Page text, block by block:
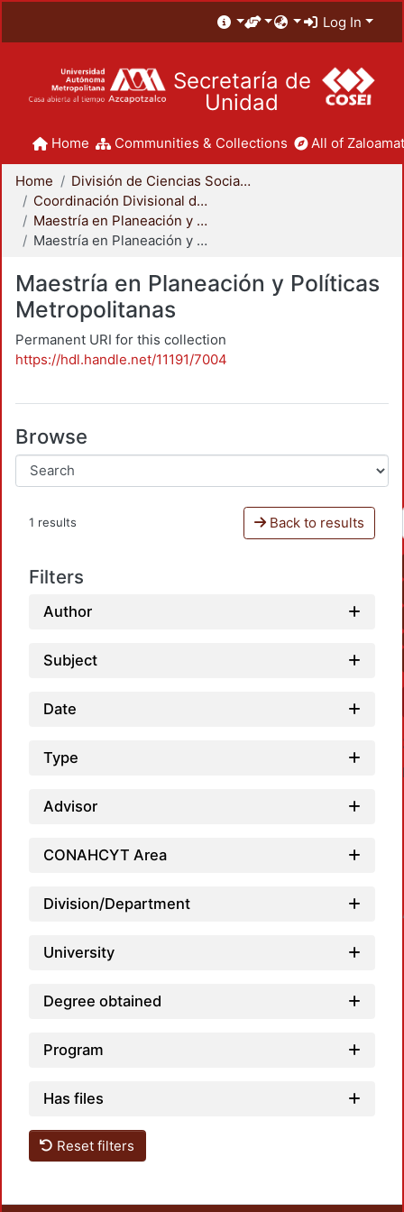
Log In
Secretaría de
Unidad
Home Communities & Collections All of
Home
División de Ciencias Sociales y Humanidades
Coordinación Divisional de Posgrado
Maestría en Planeación y Políticas Metropolitanas
Maestría en Planeación y Políticas Metropolitanas
Maestría en Planeación y Políticas
Metropolitanas
Permanent URI for this collection
https://hdl.handle.net/11191/7004
Browse
1 results Back to results
Filters
Author
Subject
Date
Type
Advisor
CONAHCYT Area
Division/Department
University
Degree obtained
Program
Has files
Reset filters